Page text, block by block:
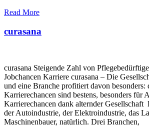
Read More
curasana
curasana Steigende Zahl von
Jobchancen Karriere curasana – Die
und eine Branche profitiert davon besonders:
Karrierechancen sind bestens, besonders für
Karrierechancen dank alternder Gesellschaft
der Autoindustrie, der Elektroindustrie, das
Maschinenbauer, natürlich. Drei Branchen,